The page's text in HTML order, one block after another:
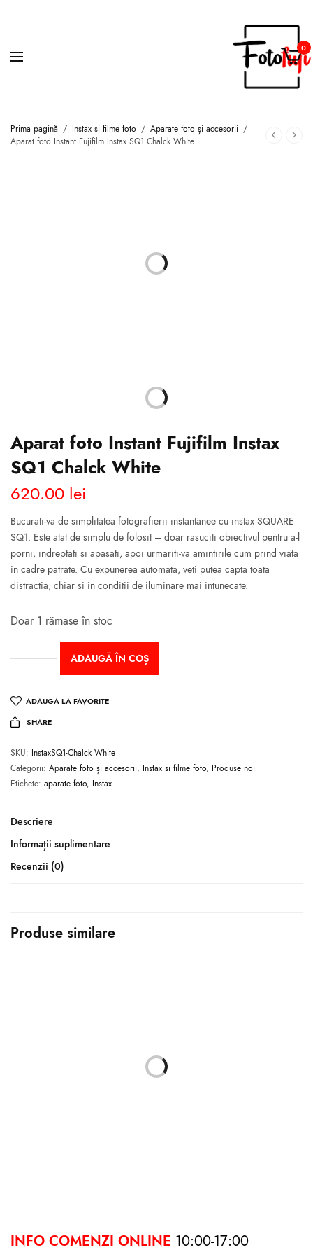
0
Prima pagină / Instax si filme foto / Aparate foto și accesorii /
Aparat foto Instant Fujifilm Instax SQ1 Chalck White
Aparat foto Instant Fujifilm Instax
SQ1 Chalck White
620.00 lei
Bucurati-va de simplitatea fotografierii instantanee cu instax SQUARE
SQ1. Este atat de simplu de folosit – doar rasuciti obiectivul pentru a-l
porni, indreptati si apasati, apoi urmariti-va amintirile cum prind viata
in cadre patrate. Cu expunerea automata, veti putea capta toata
distractia, chiar si in conditii de iluminare mai intunecate.
Doar 1 rămase în stoc
ADAUGĂ ÎN COȘ
ADAUGA LA FAVORITE
SHARE
SKU: InstaxSQ1-Chalck White
Categorii: Aparate foto și accesorii, Instax si filme foto, Produse noi
Etichete: aparate foto, Instax
Descriere
Informații suplimentare
Recenzii (0)
Produse similare
INFO COMENZI ONLINE 10:00-17:00